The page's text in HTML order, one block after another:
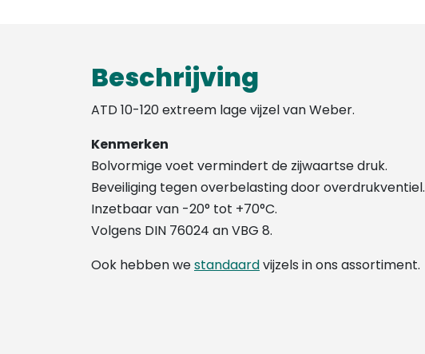
Beschrijving
ATD 10-120 extreem lage vijzel van Weber.
Kenmerken
Bolvormige voet vermindert de zijwaartse druk.
Beveiliging tegen overbelasting door overdrukventiel.
Inzetbaar van -20° tot +70°C.
Volgens DIN 76024 an VBG 8.
Ook hebben westandaardvijzels in ons assortiment.